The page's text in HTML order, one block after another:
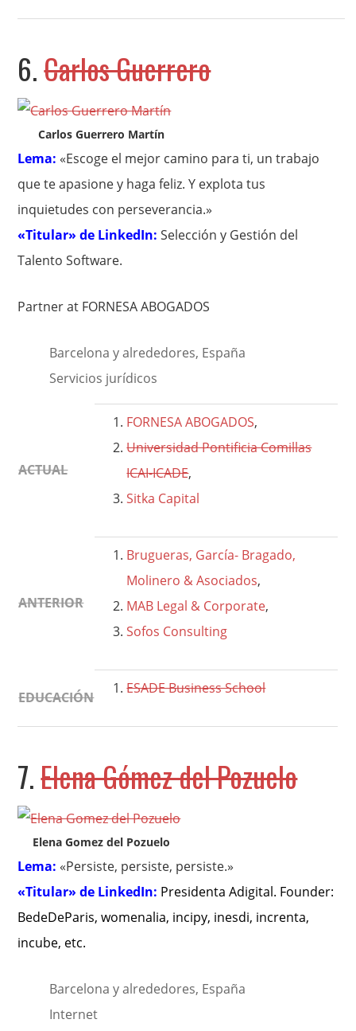
6.Carlos Guerrero
Carlos Guerrero Martín
Lema: «Escoge el mejor camino para ti, un trabajo
que te apasione y haga feliz. Y explota tus
inquietudes con perseverancia.»
«Titular» de LinkedIn:Selección y Gestión del
Talento Software.
Partner at FORNESA ABOGADOS
Barcelona y alrededores, España
Servicios jurídicos
ACTUAL
FORNESA ABOGADOS,
Universidad Pontificia Comillas
ICAI-ICADE,
Sitka Capital
ANTERIOR
Brugueras, García- Bragado,
Molinero & Asociados,
MAB Legal & Corporate,
Sofos Consulting
EDUCACIÓN
ESADE Business School
7.Elena Gómez del Pozuelo
Elena Gomez del Pozuelo
Lema: «Persiste, persiste, persiste.»
«Titular» de LinkedIn: Presidenta Adigital. Founder:
BedeDeParis, womenalia, incipy, inesdi, increnta,
incube, etc.
Barcelona y alrededores, España
Internet